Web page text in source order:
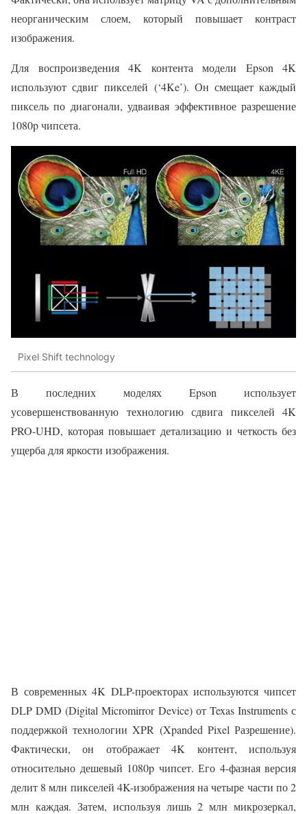
неорганическим слоем, который повышает контраст
изображения.
Для воспроизведения 4K контента модели Epson 4K
используют сдвиг пикселей (‘4Ke’). Он смещает каждый
пиксель по диагонали, удваивая эффективное разрешение
1080p чипсета.
Pixel Shift technology
В последних моделях Epson использует
усовершенствованную технологию сдвига пикселей 4K
PRO-UHD, которая повышает детализацию и четкость без
ущерба для яркости изображения.
В современных 4K DLP-проекторах используются чипсет
DLP DMD (Digital Micromirror Device) от Texas Instruments с
поддержкой технологии XPR (Xpanded Pixel Разрешение).
Фактически, он отображает 4K контент, используя
относительно дешевый 1080p чипсет. Его 4-фазная версия
делит 8 млн пикселей 4K-изображения на четыре части по 2
млн каждая. Затем, используя лишь 2 млн микрозеркал,